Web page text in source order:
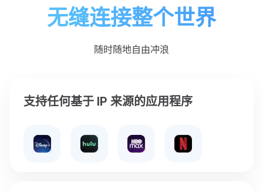
无缝连接整个世界
随时随地自由冲浪
支持任何基于 IP 来源的应用程序